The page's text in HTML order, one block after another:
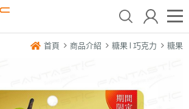
首頁 商品介紹 糖果 l 巧克力 糖果